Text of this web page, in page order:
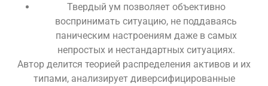
Твердый ум позволяет объективно
воспринимать ситуацию, не поддаваясь
паническим настроениям даже в самых
непростых и нестандартных ситуациях.
Автор делится теорией распределения активов и их
типами, анализирует диверсифицированные